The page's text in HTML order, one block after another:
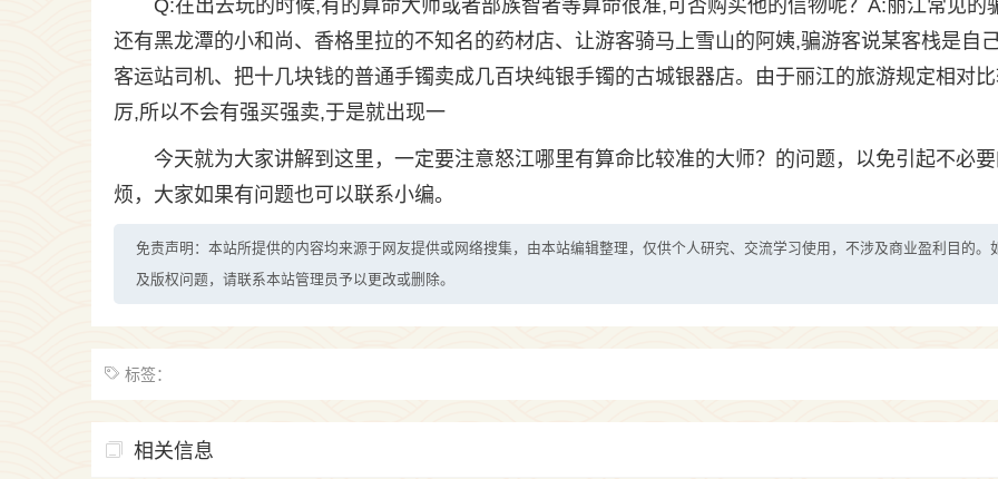
Q:在出去玩的时候,有的算命大师或者部族智者等算命很准,可否购买他的信物呢？A:丽江常见的
还有黑龙潭的小和尚、香格里拉的不知名的药材店、让游客骑马上雪山的阿姨,骗游客说某客栈是自
客运站司机、把十几块钱的普通手镯卖成几百块纯银手镯的古城银器店。由于丽江的旅游规定相对
厉,所以不会有强买强卖,于是就出现一
今天就为大家讲解到这里，一定要注意怒江哪里有算命比较准的大师？的问题，以免引起不必
烦，大家如果有问题也可以联系小编。
免责声明：本站所提供的内容均来源于网友提供或网络搜集，由本站编辑整理，仅供个人研究、交流学习使用，不涉及商业盈利目的。
及版权问题，请联系本站管理员予以更改或删除。
标签：
相关信息